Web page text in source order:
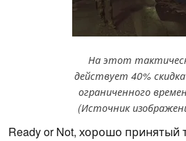
На этот
действует 40%
ограниченного
(Источник
Ready or Not, хорошо принятый